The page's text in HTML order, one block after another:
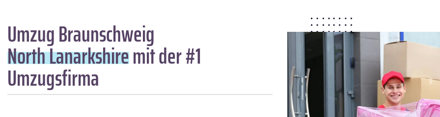
Umzug Braunschweig
North Lanarkshiremit der #1
Umzugsfirma